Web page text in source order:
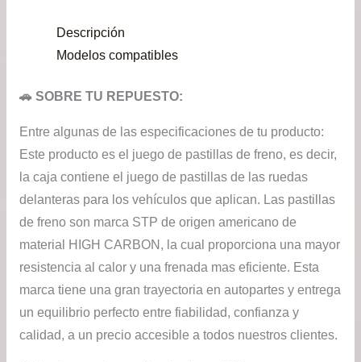
Descripción
Modelos compatibles
🚗 SOBRE TU REPUESTO:
Entre algunas de las especificaciones de tu producto:
Este producto es el juego de pastillas de freno, es decir,
la caja contiene el juego de pastillas de las ruedas
delanteras para los vehículos que aplican. Las pastillas
de freno son marca STP de origen americano de
material HIGH CARBON, la cual proporciona una mayor
resistencia al calor y una frenada mas eficiente. Esta
marca tiene una gran trayectoria en autopartes y entrega
un equilibrio perfecto entre fiabilidad, confianza y
calidad, a un precio accesible a todos nuestros clientes.